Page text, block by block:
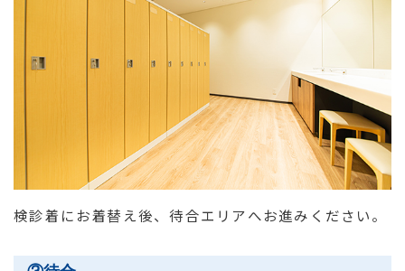
検診着にお着替え後、待合エリアへお進みください。